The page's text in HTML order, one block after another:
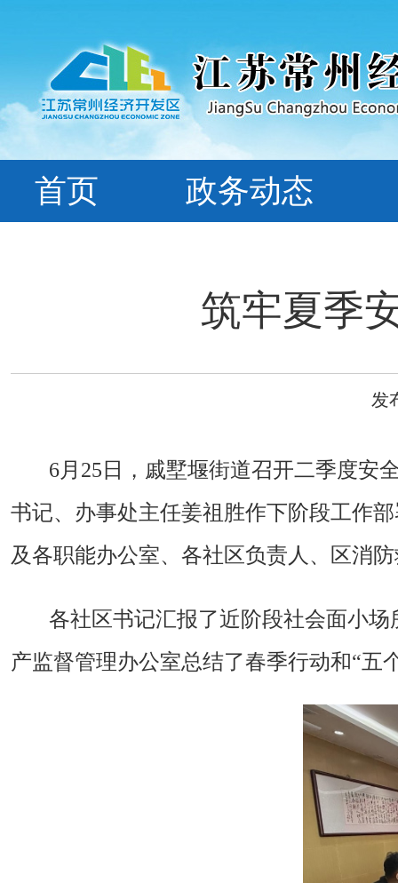
首页 政务动态
筑牢夏季
发
6月 25 日，戚墅堰街道召开二季度安
书记、办事处主任姜祖胜作下阶段工作
及各职能办公室、各社区负责人、区消
各社区书记汇报了近阶段社会面小场
产监督管理办公室总结了春季行动和“五